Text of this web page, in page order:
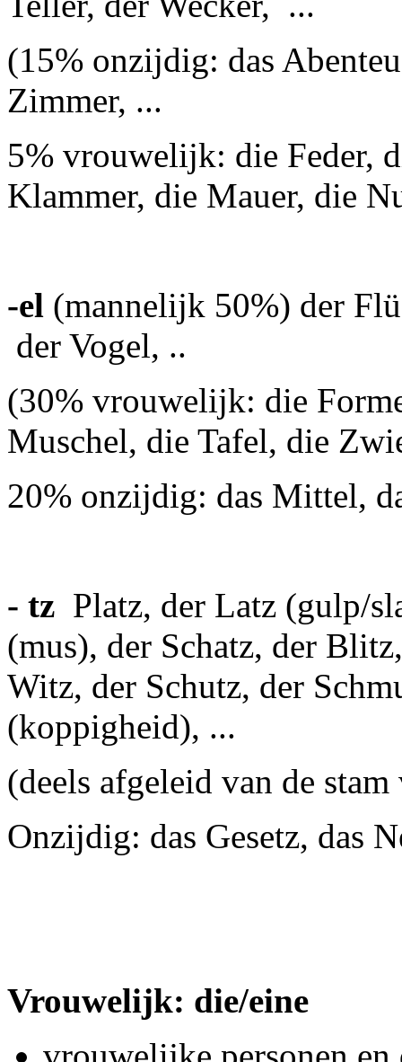
(15% onzijdig: das
Zimmer, ...
5% vrouwelijk: die Feder,
Klammer, die Mauer, die
-el (mannelijk 50%) der
der Vogel, ..
(30% vrouwelijk: die
Muschel, die Tafel, die
20% onzijdig: das Mittel,
- tz Platz, der Latz (gulp/
(mus), der Schatz, der
Witz, der Schutz, der
(koppigheid), ...
(deels afgeleid van de
Onzijdig: das Gesetz, das
Vrouwelijk: die/eine